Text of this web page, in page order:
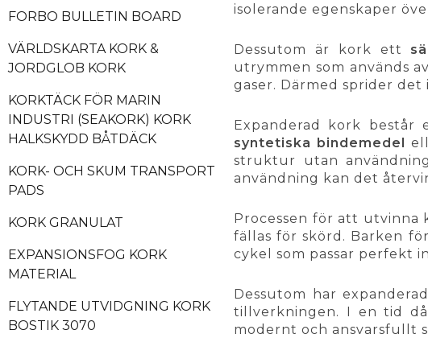
FORBO BULLETIN BOARD
VÄRLDSKARTA KORK &
JORDGLOB KORK
KORKTÄCK FÖR MARIN
INDUSTRI (SEAKORK) KORK
HALKSKYDD BÅTDÄCK
KORK- OCH SKUM TRANSPORT
PADS
KORK GRANULAT
EXPANSIONSFOG KORK
MATERIAL
FLYTANDE UTVIDGNING KORK
BOSTIK 3070
isolerande egenskaper
Dessutom är kork ett
utrymmen som används
gaser. Därmed sprider
Expanderad kork
syntetiska bindemedel
struktur utan
användning kan det
Processen för att utvinna
fällas för skörd. Barken
cykel som passar perfekt
Dessutom har
tillverkningen. I en tid
modernt och ansvarsfullt